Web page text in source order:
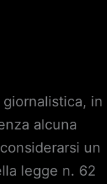
in
alcuna
un
legge n. 62